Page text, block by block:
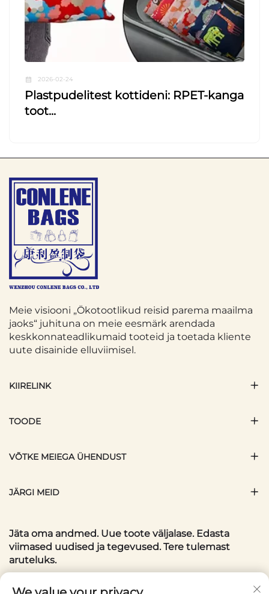
2026-02-24
Plastpudelitest kottideni: RPET-kanga
toot...
Meie visiooni „Ökotootlikud reisid parema maailma
jaoks“ juhituna on meie eesmärk arendada
keskkonnateadlikumaid tooteid ja toetada kliente
uute disainide elluviimisel.
KIIRELINK
TOODE
VÕTKE MEIEGA ÜHENDUST
JÄRGI MEID
Jäta oma andmed. Uue toote väljalase. Edasta
viimased uudised ja tegevused. Tere tulemast
aruteluks.
Teie e-posti aadress